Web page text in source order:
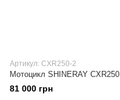
Артикул: CXR250-2
Мотоцикл SHINERAY CXR250
81 000 грн